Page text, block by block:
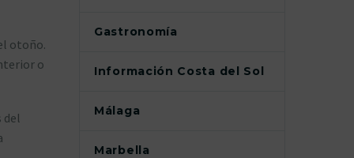
otoño.
o
del
Gastronomía
Información Costa del Sol
Málaga
Marbella